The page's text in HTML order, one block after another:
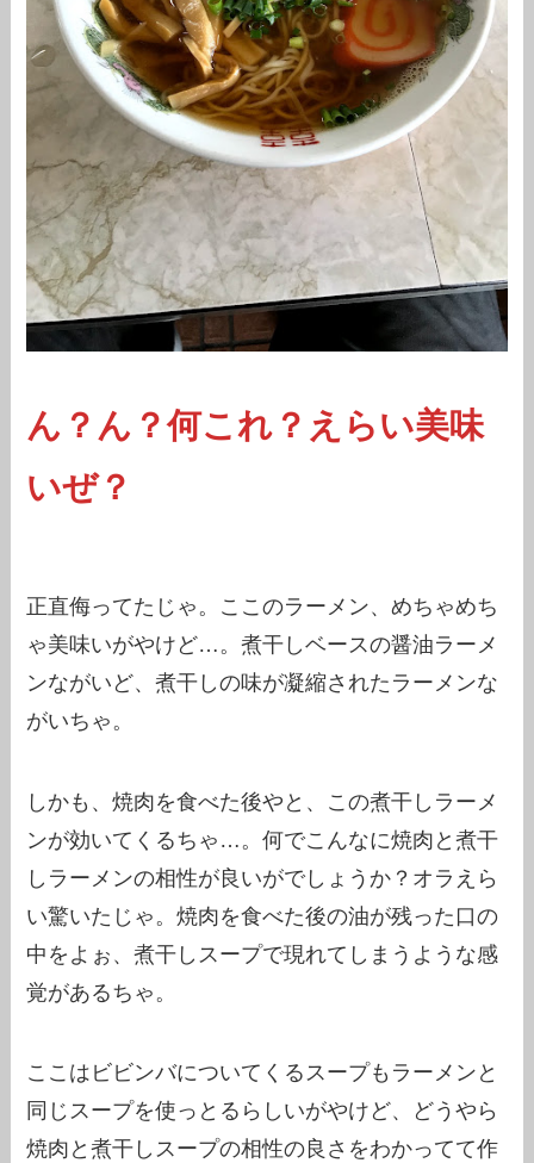
ん？ん？何これ？えらい美味
いぜ？
正直侮ってたじゃ。ここのラーメン、めちゃめち
ゃ美味いがやけど…。煮干しベースの醤油ラーメ
ンながいど、煮干しの味が凝縮されたラーメンな
がいちゃ。
しかも、焼肉を食べた後やと、この煮干しラーメ
ンが効いてくるちゃ…。何でこんなに焼肉と煮干
しラーメンの相性が良いがでしょうか？オラえら
い驚いたじゃ。焼肉を食べた後の油が残った口の
中をよぉ、煮干しスープで現れてしまうような感
覚があるちゃ。
ここはビビンバについてくるスープもラーメンと
同じスープを使っとるらしいがやけど、どうやら
焼肉と煮干しスープの相性の良さをわかってて作